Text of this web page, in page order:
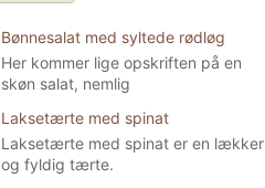
Bønnesalat med syltede rødløg
Her kommer lige opskriften på en
skøn salat, nemlig
Laksetærte med spinat
Laksetærte med spinat er en lækker
og fyldig tærte.